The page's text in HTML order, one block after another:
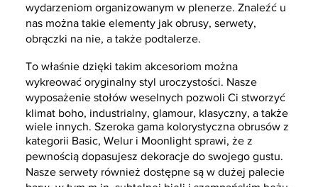
wydarzeniom organizowanym w plenerze. Znaleźć u
nas można takie elementy jak obrusy, serwety,
obrączki na nie, a także podtalerze.
To właśnie dzięki takim akcesoriom można
wykreować oryginalny styl uroczystości. Nasze
wyposażenie stołów weselnych pozwoli Ci stworzyć
klimat boho, industrialny, glamour, klasyczny, a także
wiele innych. Szeroka gama kolorystyczna obrusów z
kategorii Basic, Welur i Moonlight sprawi, że z
pewnością dopasujesz dekoracje do swojego gustu.
Nasze serwety również dostępne są w dużej palecie